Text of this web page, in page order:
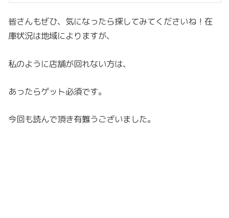
皆さんもぜひ、気になったら探してみてくださいね！在
庫状況は地域によりますが、
私のように店舗が回れない方は、
あったらゲット必須です。
今回も読んで頂き有難うございました。